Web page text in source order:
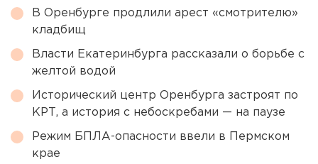
В Оренбурге продлили арест «смотрителю»
кладбищ
Власти Екатеринбурга рассказали о борьбе с
желтой водой
Исторический центр Оренбурга застроят по
КРТ, а история с небоскребами — на паузе
Режим БПЛА-опасности ввели в Пермском
крае